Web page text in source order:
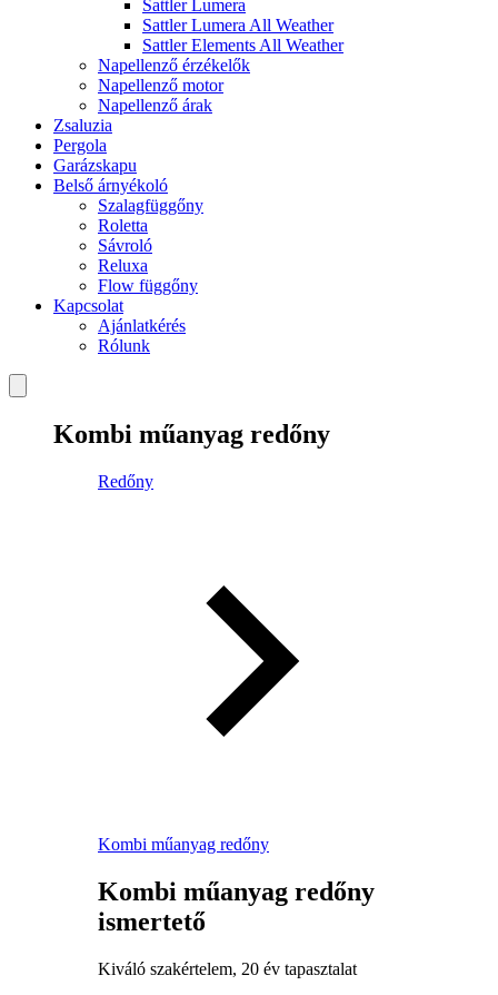
Sattler Lumera
Sattler Lumera All Weather
Sattler Elements All Weather
Napellenző érzékelők
Napellenző motor
Napellenző árak
Zsaluzia
Pergola
Garázskapu
Belső árnyékoló
Szalagfüggőny
Roletta
Sávroló
Reluxa
Flow függőny
Kapcsolat
Ajánlatkérés
Rólunk
Kombi műanyag redőny
Redőny
Kombi műanyag redőny
Kombi műanyag redőny
ismertető
Kiváló szakértelem, 20 év tapasztalat